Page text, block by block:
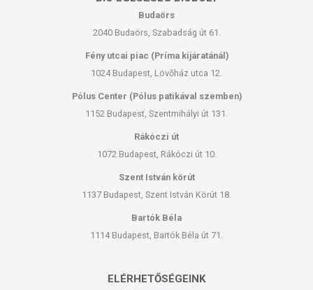
Budaörs
2040 Budaörs, Szabadság út 61.
Fény utcai piac (Príma kijáratánál)
1024 Budapest, Lövőház utca 12.
Pólus Center (Pólus patikával szemben)
1152 Budapest, Szentmihályi út 131.
Rákóczi út
1072 Budapest, Rákóczi út 10.
Szent István körút
1137 Budapest, Szent István Körút 18.
Bartók Béla
1114 Budapest, Bartók Béla út 71.
ELÉRHETŐSÉGEINK